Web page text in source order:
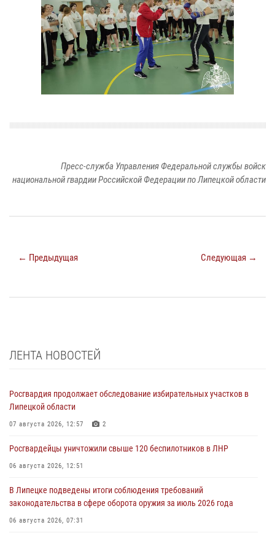
Пресс-служба Управления Федеральной службы войск
национальной гвардии Российской Федерации по Липецкой области
← Предыдущая Следующая →
ЛЕНТА НОВОСТЕЙ
Росгвардия продолжает обследование избирательных участков в
Липецкой области
07 августа 2026, 12:57 2
Росгвардейцы уничтожили свыше 120 беспилотников в ЛНР
06 августа 2026, 12:51
В Липецке подведены итоги соблюдения требований
законодательства в сфере оборота оружия за июль 2026 года
06 августа 2026, 07:31